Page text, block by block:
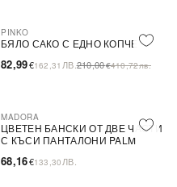
-60%
PINKO
БЯЛО САКО С ЕДНО КОПЧЕ
82,99€162,31 ЛВ.210,00€410,72лв.
MADORA
ЦВЕТЕН БАНСКИ ОТ ДВЕ ЧАСТИ
С КЪСИ ПАНТАЛОНИ PALM
68,16€133,30 ЛВ.